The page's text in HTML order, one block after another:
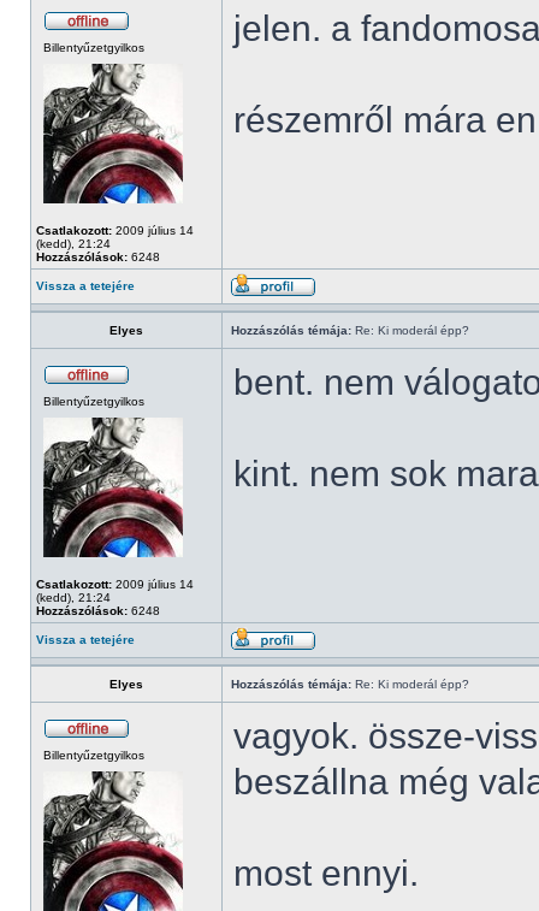
Billentyűzetgyilkos
Csatlakozott: 2009 július 14
(kedd), 21:24
Hozzászólások: 6248
jelen. a
részemről mára
Vissza a tetejére
Elyes Hozzászólás témája: Re: Ki moderál épp?
Billentyűzetgyilkos
Csatlakozott: 2009 július 14
(kedd), 21:24
Hozzászólások: 6248
bent. nem
kint. nem sok
Vissza a tetejére
Elyes Hozzászólás témája: Re: Ki moderál épp?
Billentyűzetgyilkos
vagyok. össze-
beszállna még
most ennyi.